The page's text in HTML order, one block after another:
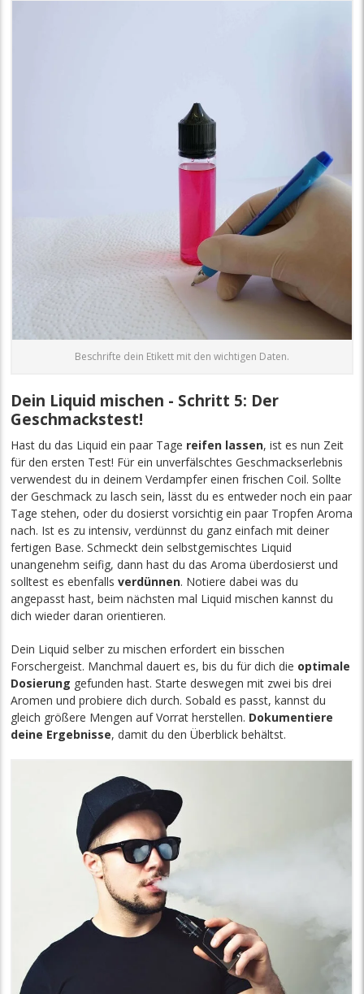
Beschrifte dein Etikett mit den wichtigen Daten.
Dein Liquid mischen - Schritt 5: Der
Geschmackstest!
Hast du das Liquid ein paar Tage reifen lassen, ist es nun Zeit
für den ersten Test! Für ein unverfälschtes Geschmackserlebnis
verwendest du in deinem Verdampfer einen frischen Coil. Sollte
der Geschmack zu lasch sein, lässt du es entweder noch ein paar
Tage stehen, oder du dosierst vorsichtig ein paar Tropfen Aroma
nach. Ist es zu intensiv, verdünnst du ganz einfach mit deiner
fertigen Base. Schmeckt dein selbstgemischtes Liquid
unangenehm seifig, dann hast du das Aroma überdosierst und
solltest es ebenfallsverdünnen. Notiere dabei was du
angepasst hast, beim nächsten mal Liquid mischen kannst du
dich wieder daran orientieren.
Dein Liquid selber zu mischen erfordert ein bisschen
Forschergeist. Manchmal dauert es, bis du für dich die optimale
Dosierung gefunden hast. Starte deswegen mit zwei bis drei
Aromen und probiere dich durch. Sobald es passt, kannst du
gleich größere Mengen auf Vorrat herstellen. Dokumentiere
deine Ergebnisse, damit du den Überblick behältst.